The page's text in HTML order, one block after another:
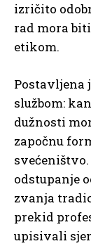
izričito
rad mora
etikom.
Postavljena
službom:
dužnosti
započnu
odstupanje
zvanja
prekid
upisivali